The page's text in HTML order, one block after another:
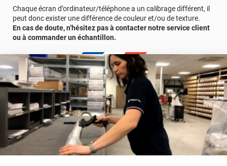
Chaque écran d’ordinateur/téléphone a un calibrage différent, il
peut donc exister une différence de couleur et/ou de texture.
En cas de doute, n’hésitez pas à contacter notre service client
ou à commander un échantillon.